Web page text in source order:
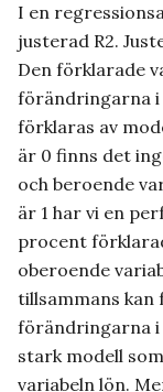
I en
justerad R2.
Den förklarade
förändringarna i
förklaras av
är 0 finns det
och beroende
är 1 har vi en
procent
oberoende
tillsammans
förändringarna i
stark modell
variabeln lön.